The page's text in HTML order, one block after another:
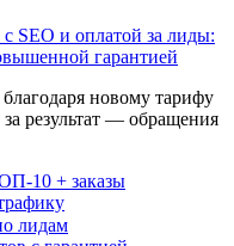
SEO и оплатой за лиды:
гарантией
новому тарифу
результат — обращения
10 + заказы
лидам